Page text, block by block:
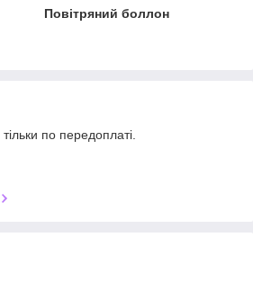
Повітряний боллон
по передоплаті.